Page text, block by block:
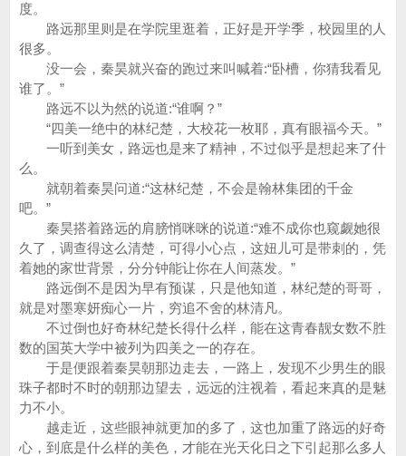
度。
路远那里则是在学院里逛着，正好是开学季，校园里的人
很多。
没一会，秦昊就兴奋的跑过来叫喊着:“卧槽，你猜我看见
谁了。”
路远不以为然的说道:“谁啊？”
“四美一绝中的林纪楚，大校花一枚耶，真有眼福今天。”
一听到美女，路远也是来了精神，不过似乎是想起来了什
么。
就朝着秦昊问道:“这林纪楚，不会是翰林集团的千金
吧。”
秦昊搭着路远的肩膀悄咪咪的说道:“难不成你也窥觑她很
久了，调查得这么清楚，可得小心点，这妞儿可是带刺的，凭
着她的家世背景，分分钟能让你在人间蒸发。”
路远倒不是因为早有预谋，只是他知道，林纪楚的哥哥，
就是对墨寒妍痴心一片，穷追不舍的林清凡。
不过倒也好奇林纪楚长得什么样，能在这青春靓女数不胜
数的国英大学中被列为四美之一的存在。
于是便跟着秦昊朝那边走去，一路上，发现不少男生的眼
珠子都时不时的朝那边望去，远远的注视着，看起来真的是魅
力不小。
越走近，这些眼神就更加的多了，这也加重了路远的好奇
心，到底是什么样的美色，才能在光天化日之下引起那么多人